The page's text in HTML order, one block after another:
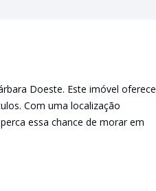
Doeste. Este imóvel oferece
Com uma localização
essa chance de morar em